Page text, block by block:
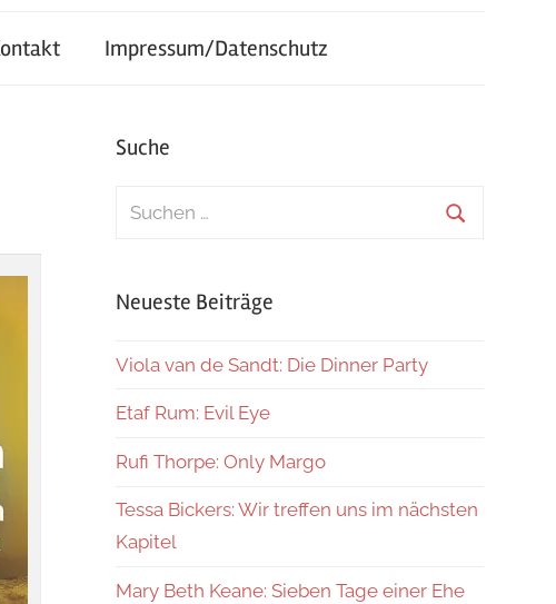
Impressum/Datenschutz
Suche
Suchen
Neueste Beiträge
Viola van de Sandt: Die Dinner Party
Etaf Rum: Evil Eye
Rufi Thorpe: Only Margo
Tessa Bickers: Wir treffen uns im nächsten
Kapitel
Mary Beth Keane: Sieben Tage einer Ehe